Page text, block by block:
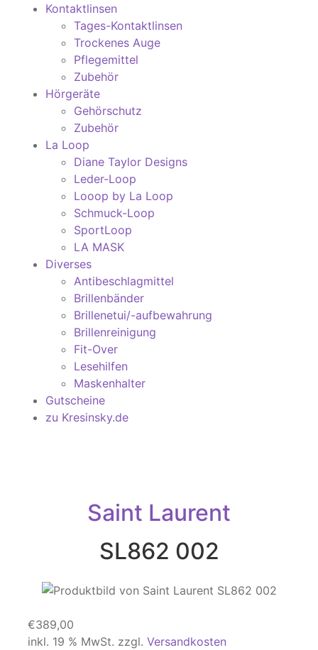
Kontaktlinsen
Tages-Kontaktlinsen
Trockenes Auge
Pflegemittel
Zubehör
Hörgeräte
Gehörschutz
Zubehör
La Loop
Diane Taylor Designs
Leder-Loop
Looop by La Loop
Schmuck-Loop
SportLoop
LA MASK
Diverses
Antibeschlagmittel
Brillenbänder
Brillenetui/-aufbewahrung
Brillenreinigung
Fit-Over
Lesehilfen
Maskenhalter
Gutscheine
zu Kresinsky.de
Saint Laurent
SL862 002
€389,00
inkl. 19 % MwSt. zzgl. Versandkosten